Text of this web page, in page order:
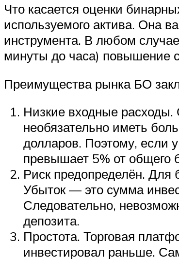
Что касается оценки
используемого актива. Она
инструмента. В любом
минуты до часа) повышение
Преимущества рынка БО
Низкие входные расходы.
необязательно иметь
долларов. Поэтому, если
превышает 5% от общего
Риск предопределён.
Убыток — это сумма
Следовательно,
депозита.
Простота. Торговая
инвестировал раньше.